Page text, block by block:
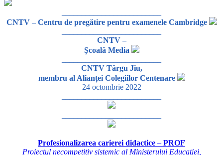
CNTV – Centru de pregătire pentru examenele Cambridge
CNTV –
Școală Media
CNTV Târgu Jiu,
membru al Alianței Colegiilor Centenare
24 octombrie 2022
Profesionalizarea carierei didactice – PROF
Proiectul necompetitiv sistemic al Ministerului Educației,